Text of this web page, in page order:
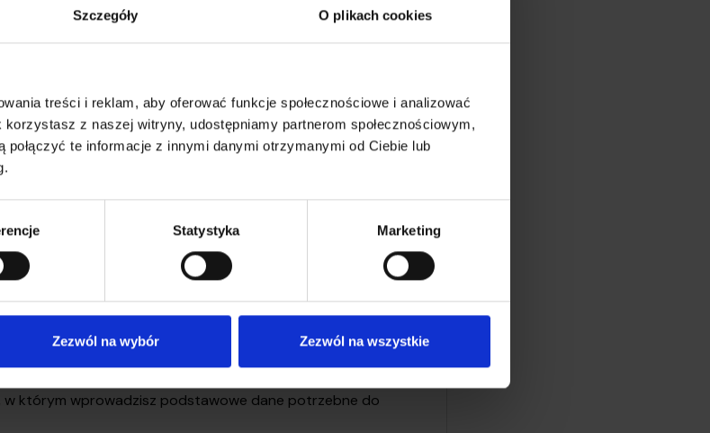
Szczegóły O plikach cookies
treści i reklam, aby oferować funkcje społecznościowe i analizować
z naszej witryny, udostępniamy partnerom społecznościowym,
te informacje z innymi danymi otrzymanymi od Ciebie lub
Statystyka Marketing
Zezwól na wybór Zezwól na wszystkie
w którym wprowadzisz podstawowe dane potrzebne do